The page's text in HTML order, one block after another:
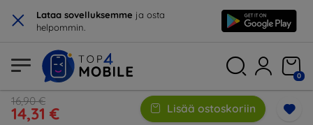
× Lataa sovelluksemme ja osta
helpommin.
0
16,90 €
14,31 € Lisää ostoskoriin